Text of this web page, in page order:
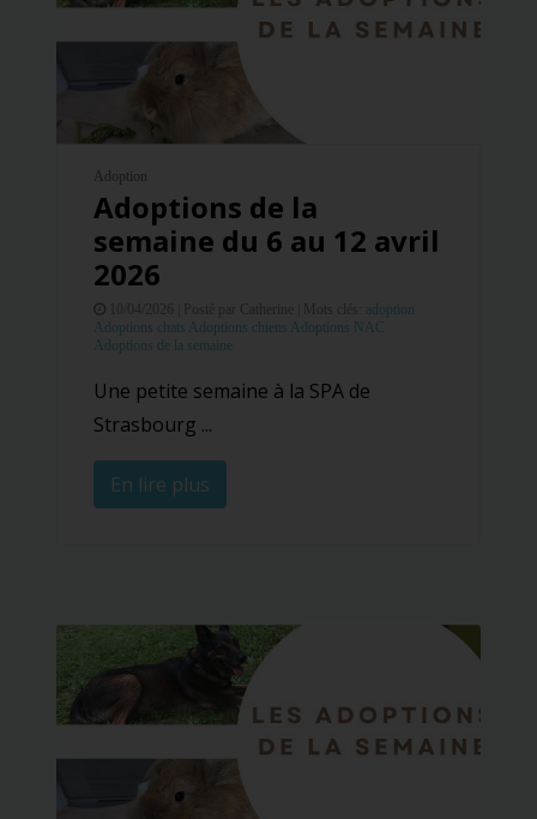
Adoption
Adoptions de la
semaine du 6 au 12 avril
2026
Posté par Catherine |
adoption
Adoptions chats Adoptions chiens Adoptions NAC
Adoptions de la semaine
Une petite semaine à la SPA de
Strasbourg ...
En lire plus